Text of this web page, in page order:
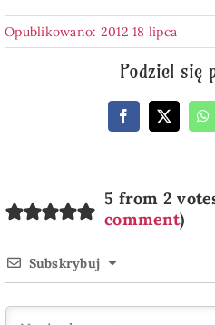
Opublikowano: 2012 18 lipca
Podziel się
5 from 2
comment)
Subskrybuj